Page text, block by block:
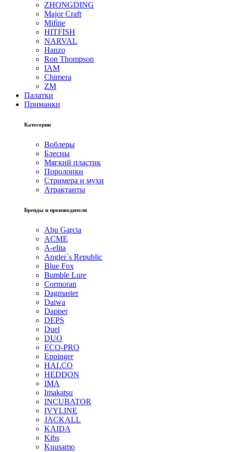
ZHONGDING
Major Craft
Mifine
HITFISH
NARVAL
Hanzo
Ron Thompson
IAM
Chimera
ZM
Палатки
Приманки
Категории
Воблеры
Блесны
Мягкий пластик
Поролонки
Стримера и мухи
Атрактанты
Бренды и производители
Abu Garcia
ACME
A-elita
Angler`s Republic
Blue Fox
Bumble Lure
Cormoran
Dagmaster
Daiwa
Dapper
DEPS
Duel
DUO
ECO-PRO
Eppinger
HALCO
HEDDON
IMA
Imakatsu
INCUBATOR
IVYLINE
JACKALL
KAIDA
Kibs
Kuusamo